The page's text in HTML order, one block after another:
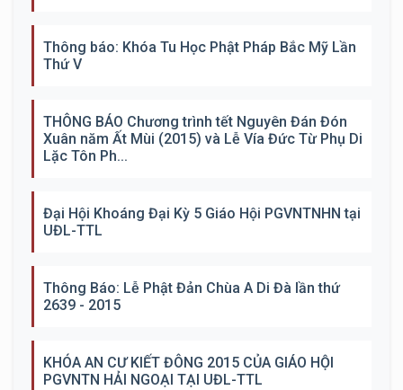
Thông báo: Khóa Tu Học Phật Pháp Bắc Mỹ Lần
Thứ V
THÔNG BÁO Chương trình tết Nguyên Đán Đón
Xuân năm Ất Mùi (2015) và Lễ Vía Đức Từ Phụ Di
Lặc Tôn Ph...
Đại Hội Khoáng Đại Kỳ 5 Giáo Hội PGVNTNHN tại
UĐL-TTL
Thông Báo: Lễ Phật Đản Chùa A Di Đà lần thứ
2639 - 2015
KHÓA AN CƯ KIẾT ĐÔNG 2015 CỦA GIÁO HỘI
PGVNTN HẢI NGOẠI TẠI UĐL-TTL